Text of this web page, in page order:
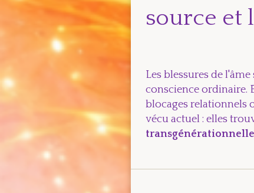
source et
Les blessures de
conscience ordinaire.
blocages relationnels
vécu actuel : elles